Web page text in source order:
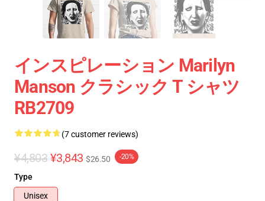
インスピレーション Marilyn
Manson クラシック T シャツ
RB2709
(7 customer reviews)
¥4,803 ¥3,843 $26.50 -20%
Type
Unisex